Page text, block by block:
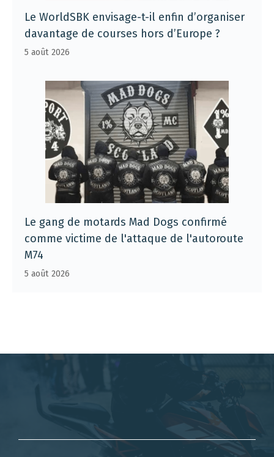
Le WorldSBK envisage-t-il enfin d’organiser
davantage de courses hors d’Europe ?
5 août 2026
Le gang de motards Mad Dogs confirmé
comme victime de l'attaque de l'autoroute
M74
5 août 2026